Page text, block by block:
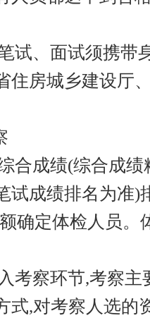
试、面试须携带
住房城乡建设厅
合成绩(综合成
试成绩排名为准)
确定体检人员。
考察环节,考察
式,对考察人选的